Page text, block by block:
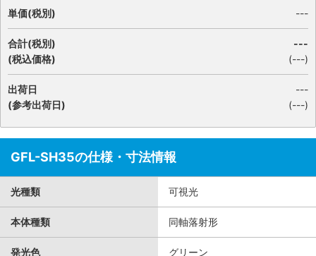
単価(税別) ---
合計(税別)
(税込価格)
---
(---)
出荷日
(参考出荷日)
---
(---)
GFL-SH35の仕様・寸法情報
光種類 可視光
本体種類 同軸落射形
発光色 グリーン